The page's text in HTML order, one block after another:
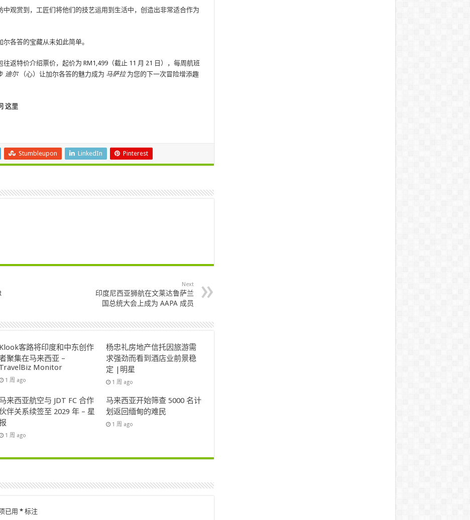
观赏到，工匠们将他们的技艺运用到生活中，创造出非常适合作为
各答的宝藏从未如此简单。
返特价介绍票价，起价为 RM1,499（截止 11 月 21 日），每周航班
迪尔（心）让加尔各答的魅力成为 马萨拉为您的下一次冒险增添趣
这里
Stumbleupon LinkedIn Pinterest
Next
印度尼西亚狮航在文莱达鲁萨兰
国总统大会上成为 AAPA 成员
Klook客路将印度和中东创作
聚集在马来西亚 –
TravelBiz Monitor
1 周 ago
杨忠礼房地产信托因旅游需
求强劲而看到酒店业前景稳
定 |明星
1 周 ago
来西亚航空与 JDT FC 合作
伴关系续签至 2029 年 – 星
1 周 ago
马来西亚开始筛查 5000 名计
划返回缅甸的难民
1 周 ago
已用 *标注